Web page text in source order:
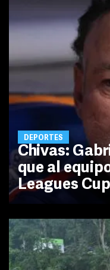
DEPORTES
Chivas:
que al
Leagues Cup